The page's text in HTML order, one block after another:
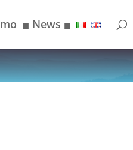
■ News ■